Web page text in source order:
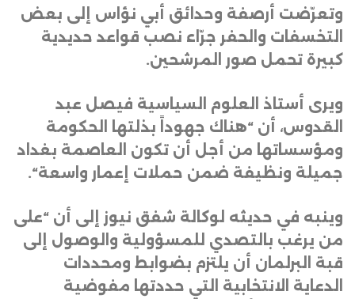
وتعرّضت أرصفة وحدائق أبي نؤاس إلى بعض
التخسفات والحفر جرّاء نصب قواعد حديدية
كبيرة تحمل صور المرشحين.
ويرى أستاذ العلوم السياسية فيصل عبد
القدوس، أن “هناك جهوداً بذلتها الحكومة
ومؤسساتها من أجل أن تكون العاصمة بغداد
جميلة ونظيفة ضمن حملات إعمار واسعة“.
وينبه في حديثه لوكالة شفق نيوز إلى أن “على
من يرغب بالتصدي للمسؤولية والوصول إلى
قبة البرلمان أن يلتزم بضوابط ومحددات
الدعاية الانتخابية التي حددتها مفوضية